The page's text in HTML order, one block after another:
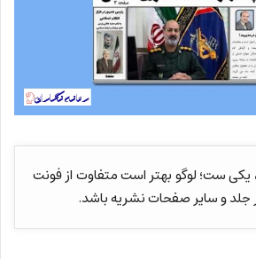
یکی ست؛ لوگو بهتر است متفاوت از فونت
جلد و سایر صفحات نشریه باشد.